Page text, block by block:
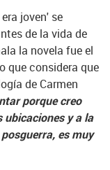
joven' se
de la vida de
la novela fue el
que considera que
de Carmen
porque creo
ubicaciones y a la
es muy